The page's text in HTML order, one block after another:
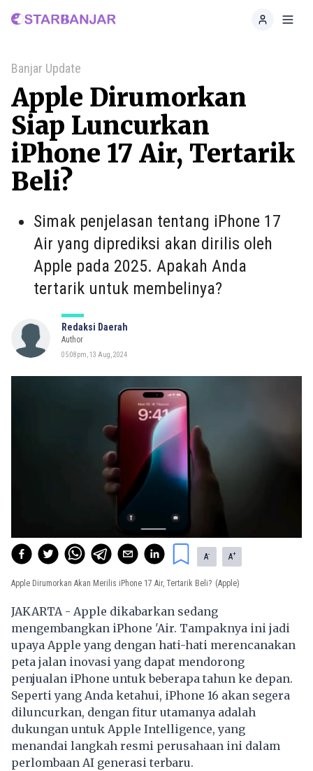
Home
Banjar Update
Apple Dirumorkan
Siap Luncurkan
iPhone 17 Air, Tertarik
Beli?
Simak penjelasan tentang iPhone 17
Air yang diprediksi akan dirilis oleh
Apple pada 2025. Apakah Anda
tertarik untuk membelinya?
Redaksi Daerah
Author
05:08pm, 13 Aug, 2024
A- A+
Apple Dirumorkan Akan Merilis iPhone 17 Air, Tertarik Beli? (Apple)
JAKARTA - Apple dikabarkan sedang
mengembangkan iPhone 'Air. Tampaknya ini jadi
upaya Apple yang dengan hati-hati merencanakan
peta jalan inovasi yang dapat mendorong
penjualan iPhone untuk beberapa tahun ke depan.
Seperti yang Anda ketahui, iPhone 16 akan segera
diluncurkan, dengan fitur utamanya adalah
dukungan untuk Apple Intelligence, yang
menandai langkah resmi perusahaan ini dalam
perlombaan AI generasi terbaru.